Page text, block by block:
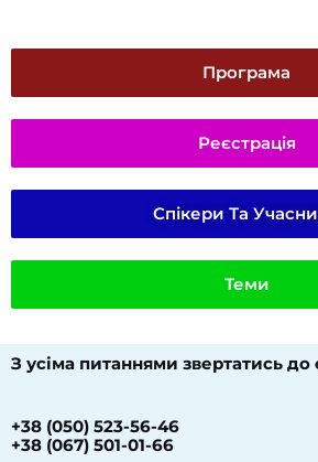
Програма
Реєстрація
Спікери Та
Теми
З усіма питаннями звертатись до
+38 (050) 523-56-46
+38 (067) 501-01-66